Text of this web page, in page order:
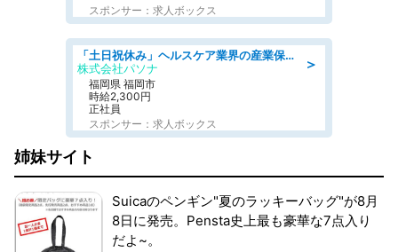
スポンサー：求人ボックス
＞
「土日祝休み」ヘルスケア業界の産業保健師/高時給/未経験OK/要資格:保健師、正看護師
株式会社パソナ
福岡県 福岡市
時給2,300円
正社員
スポンサー：求人ボックス
姉妹サイト
Suicaのペンギン"夏のラッキーバッグ"が8月
8日に発売。Pensta史上最も豪華な7点入り
だよ~。